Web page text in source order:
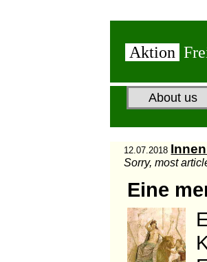
Aktion
About us
12.07.2018
Sorry, most
Eine